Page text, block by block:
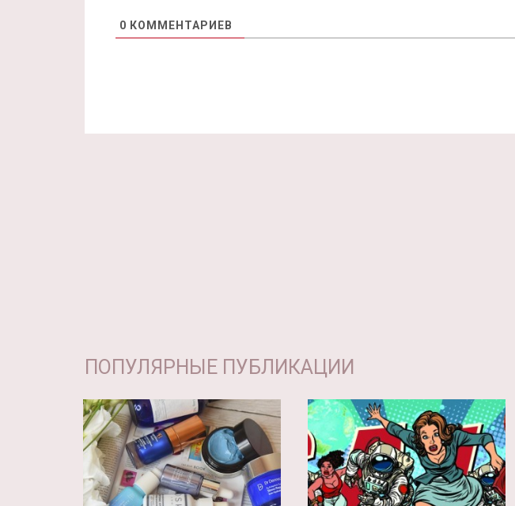
0 КОММЕНТАРИЕВ
ПОПУЛЯРНЫЕ ПУБЛИКАЦИИ